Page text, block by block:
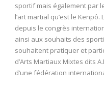
sportif mais également par
l’art martial qu’est le Kenpô.
depuis le congrès
ainsi aux souhaits des
souhaitent pratiquer et
d’Arts Martiaux Mixtes dits
d’une fédération